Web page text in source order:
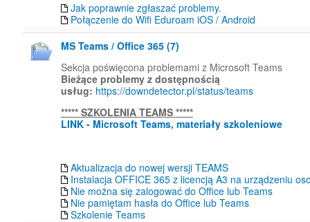
Jak poprawnie zgłaszać problemy.
Połączenie do Wifi Eduroam iOS / Android
MS Teams / Office 365 (7)
Sekcja poświęcona problemami z Microsoft Teams
Bieżące problemy z dostępnością
usług: https://downdetector.pl/status/teams
***** SZKOLENIA TEAMS *****
LINK - Microsoft Teams, materiały szkoleniowe
Aktualizacja do nowej wersji TEAMS
Instalacja OFFICE 365 z licencją A3 na urządzeniu
Nie można się zalogować do Office lub Teams
Nie pamiętam hasła do Office lub Teams
Szkolenie Teams